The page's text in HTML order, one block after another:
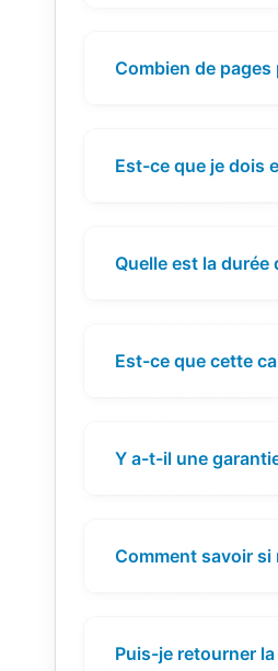
Combien de
Est-ce que je dois
Quelle est la
Est-ce que cette
Y a-t-il une
Comment savoir si
Puis-je retourner